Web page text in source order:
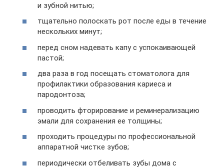
и зубной нитью;
тщательно полоскать рот после еды в течение
нескольких минут;
перед сном надевать капу с успокаивающей
пастой;
два раза в год посещать стоматолога для
профилактики образования кариеса и
пародонтоза;
проводить фторирование и реминерализацию
эмали для сохранения ее толщины;
проходить процедуры по профессиональной
аппаратной чистке зубов;
периодически отбеливать зубы дома с